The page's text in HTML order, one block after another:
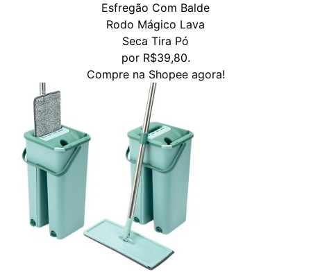
Esfregão Com Balde
Rodo Mágico Lava
Seca Tira Pó
por R$39,80.
Compre na Shopee agora!